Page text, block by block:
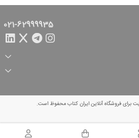
021-62999935
برای فروشگاه آنلاین ایران کتاب محفوظ است.
سبد خرید